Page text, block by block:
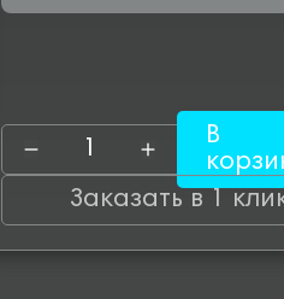
В
Заказать в 1